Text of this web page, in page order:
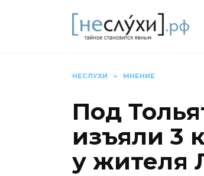
НЕСЛУХИ » МНЕНИЕ
Под
изъяли 3
у жителя